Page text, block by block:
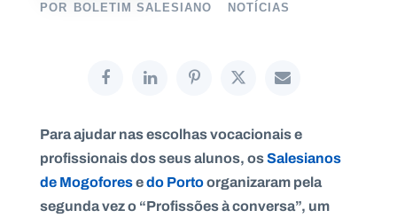
POR BOLETIM SALESIANO NOTÍCIAS
Para ajudar nas escolhas vocacionais e
profissionais dos seus alunos, osSalesianos
de Mogoforesedo Portoorganizaram pela
segunda vez o “Profissões à conversa”, um
A
N
A
C
I
O
N